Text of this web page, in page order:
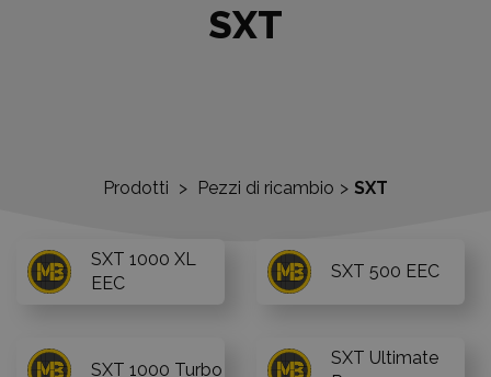
Prodotti > Pezzi di ricambio > SXT
SXT
SXT 1000 XL
EEC
SXT 500 EEC
SXT 1000 Turbo
SXT Ultimate